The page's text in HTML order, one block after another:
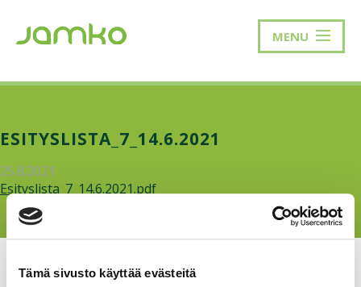
Tämä sivusto käyttää evästeitä
MENU
ESITYSLISTA_7_14.6.2021
25.8.2021
Esityslista_7_14.6.2021.pdf